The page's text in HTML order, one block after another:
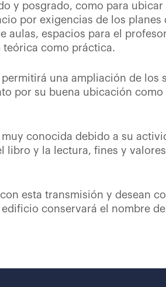
y posgrado, como para ubicar
por exigencias de los
aulas, espacios para el
como práctica.
una ampliación de los
por su buena ubicación
muy conocida debido a su
libro y la lectura, fines y
esta transmisión y desean
conservará el nombre